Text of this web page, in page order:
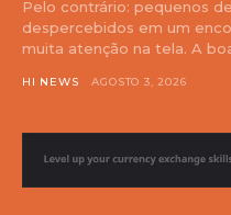
Pelo contrário: pequenos
despercebidos em um
muita atenção na tela. A
HI NEWS AGOSTO 3, 2026